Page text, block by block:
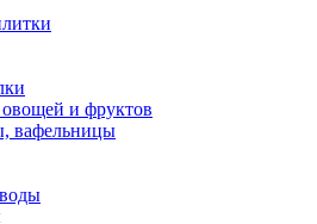
комплекты
машины встраиваемые
машины встраиваемые
встраиваемые
дома
и фруктов
вафельницы